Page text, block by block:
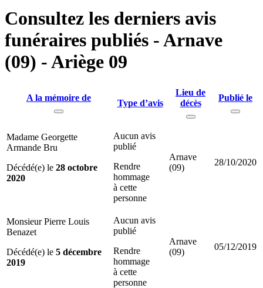
Consultez les derniers avis
funéraires publiés - Arnave
(09) - Ariège 09
A la mémoire de
Type d’avis
Lieu de
décès
Publié le
Madame Georgette
Armande Bru
Décédé(e) le 28 octobre
2020
Aucun avis
publié
Rendre
hommage
à cette
personne
Arnave
(09)
28/10/2020
Monsieur Pierre Louis
Benazet
Décédé(e) le 5 décembre
2019
Aucun avis
publié
Rendre
hommage
à cette
personne
Arnave
(09)
05/12/2019